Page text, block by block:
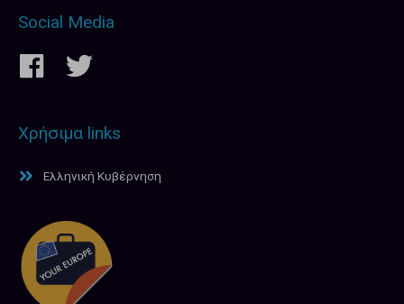
Social Media
Χρήσιμα links
Ελληνική Κυβέρνηση